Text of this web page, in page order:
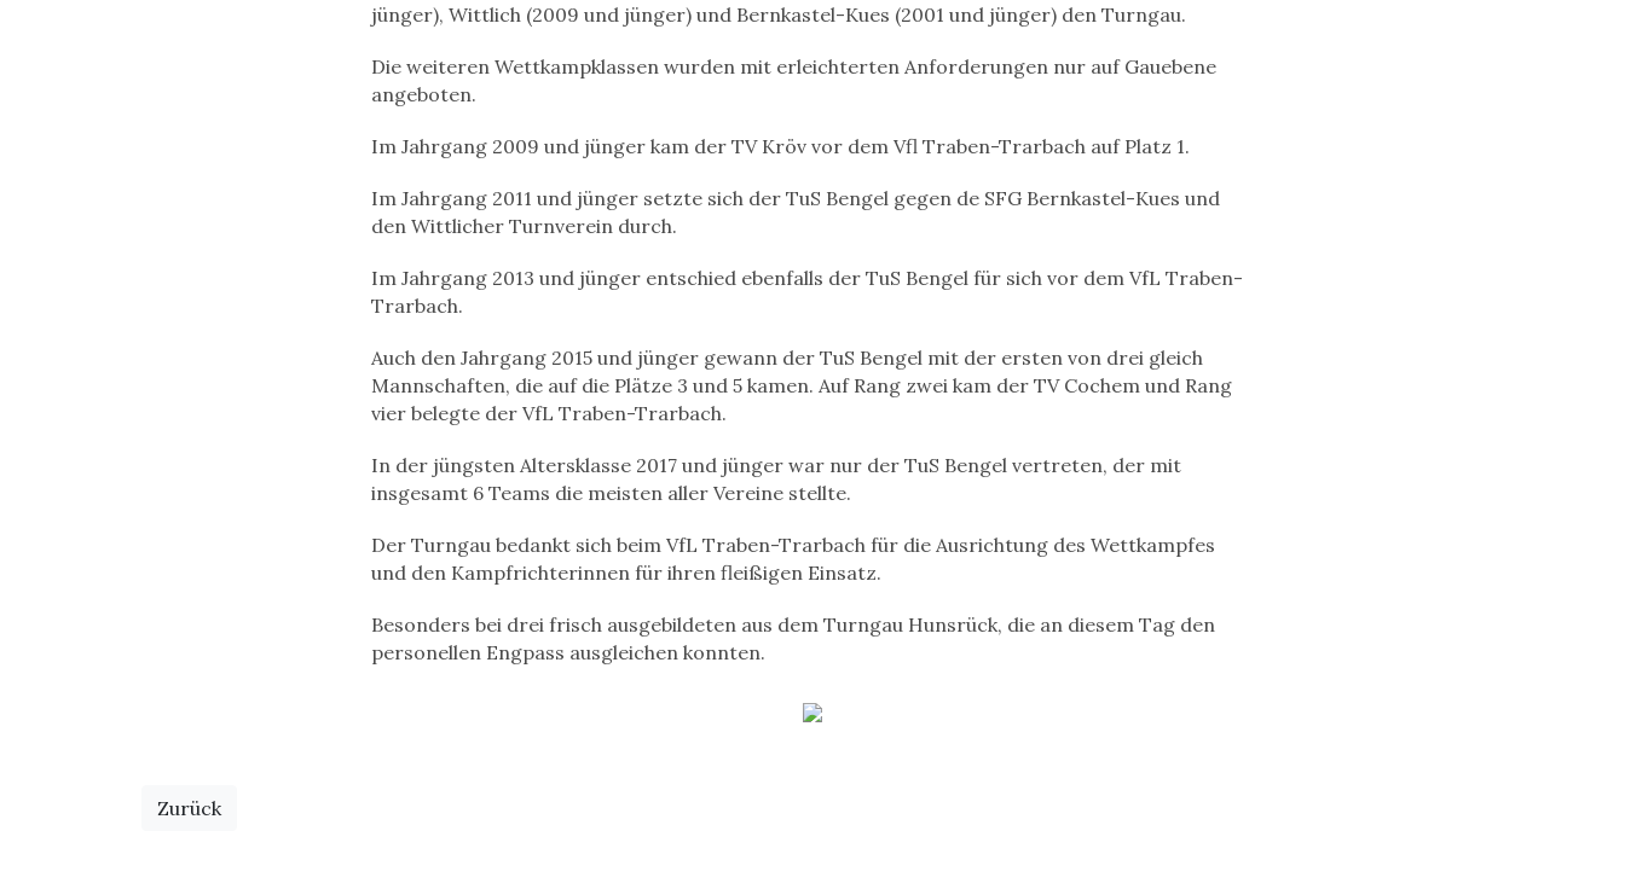
jünger), Wittlich (2009 und jünger) und Bernkastel-Kues (2001 und jünger) den Turngau.
Die weiteren Wettkampklassen wurden mit erleichterten Anforderungen nur auf Gauebene
angeboten.
Im Jahrgang 2009 und jünger kam der TV Kröv vor dem Vfl Traben-Trarbach auf Platz 1.
Im Jahrgang 2011 und jünger setzte sich der TuS Bengel gegen de SFG Bernkastel-Kues und
den Wittlicher Turnverein durch.
Im Jahrgang 2013 und jünger entschied ebenfalls der TuS Bengel für sich vor dem VfL Traben-
Trarbach.
Auch den Jahrgang 2015 und jünger gewann der TuS Bengel mit der ersten von drei gleich
Mannschaften, die auf die Plätze 3 und 5 kamen. Auf Rang zwei kam der TV Cochem und Rang
vier belegte der VfL Traben-Trarbach.
In der jüngsten Altersklasse 2017 und jünger war nur der TuS Bengel vertreten, der mit
insgesamt 6 Teams die meisten aller Vereine stellte.
Der Turngau bedankt sich beim VfL Traben-Trarbach für die Ausrichtung des Wettkampfes
und den Kampfrichterinnen für ihren fleißigen Einsatz.
Besonders bei drei frisch ausgebildeten aus dem Turngau Hunsrück, die an diesem Tag den
personellen Engpass ausgleichen konnten.
Zurück